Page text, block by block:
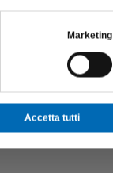
Marketing
Accetta tutti
seconda classe